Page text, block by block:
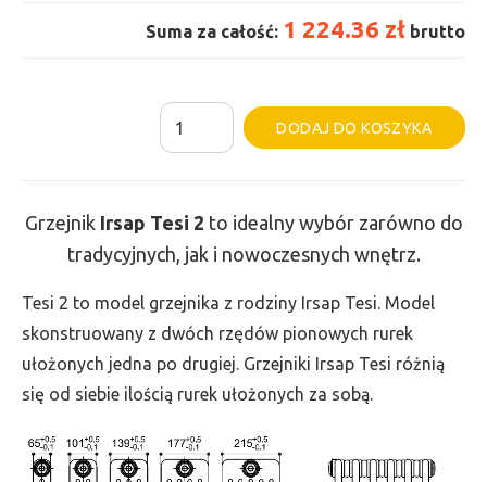
Suma za całość: 1 224.36 zł brutto
ilość
Grzejnik
-
wys.
600,
szer.
720,
690
DODAJ DO KOSZYKA
Grzejnik Irsap Tesi 2 to idealny wybór zarówno do
tradycyjnych, jak i nowoczesnych wnętrz.
Tesi 2 to model grzejnika z rodziny Irsap Tesi. Model
skonstruowany z dwóch rzędów pionowych rurek
ułożonych jedna po drugiej. Grzejniki Irsap Tesi różnią
się od siebie ilością rurek ułożonych za sobą.